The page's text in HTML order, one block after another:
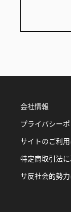
会社情報
プライバシー
サイトのご利
特定商取引法
サ反社会的勢